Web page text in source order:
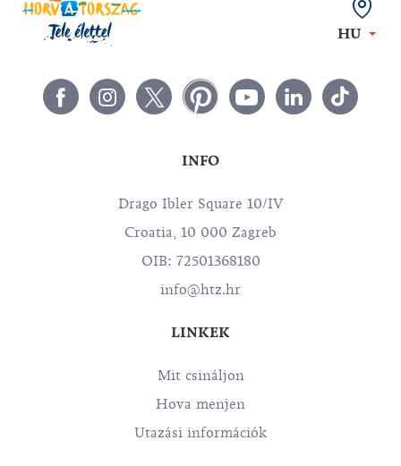
HU
INFO
Drago Ibler Square 10/IV
Croatia, 10 000 Zagreb
OIB: 72501368180
info@htz.hr
LINKEK
Mit csináljon
Hova menjen
Utazási információk